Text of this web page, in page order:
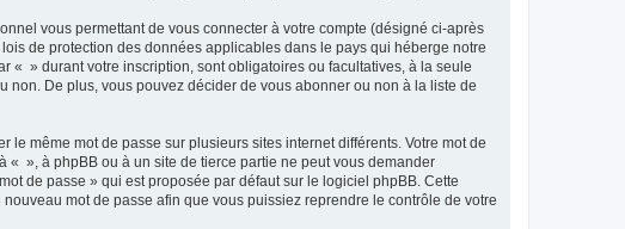
vous permettant de vous connecter à votre compte (désigné ci-après
de protection des données applicables dans le pays qui héberge notre
« » durant votre inscription, sont obligatoires ou facultatives, à la seule
De plus, vous pouvez décider de vous abonner ou non à la liste de
même mot de passe sur plusieurs sites internet différents. Votre mot de
« », à phpBB ou à un site de tierce partie ne peut vous demander
de passe » qui est proposée par défaut sur le logiciel phpBB. Cette
mot de passe afin que vous puissiez reprendre le contrôle de votre